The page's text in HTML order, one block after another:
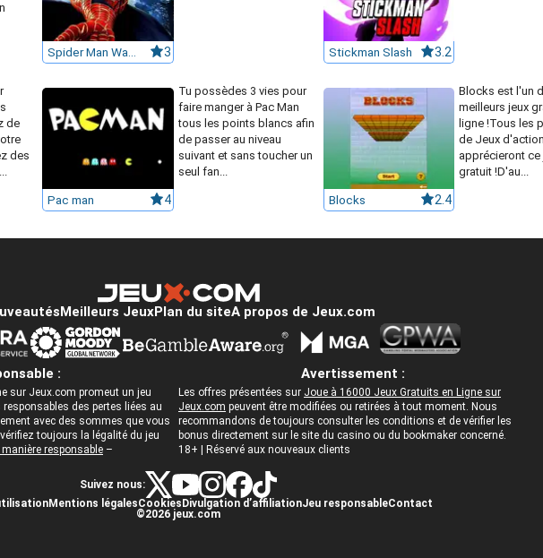
3 Stickman Slash 3.2
de
des
Pac man 4
Tu possèdes 3 vies pour
faire manger à Pac Man
tous les points blancs afin
de passer au niveau
suivant et sans toucher un
seul fan...
Blocks 2.4
Blocks est l'un
meilleurs jeux
ligne !Tous les
de Jeux d'action
apprécieront ce
gratuit !D'au...
Meilleurs JeuxPlan du siteA propos de Jeux.com
:
sur Jeux.com promeut un jeu
des pertes liées au
avec des sommes que vous
toujours la légalité du jeu
responsable –
Avertissement :
Les offres présentées sur Joue à 16000 Jeux Gratuits en Ligne sur
Jeux.com peuvent être modifiées ou retirées à tout moment. Nous
recommandons de toujours consulter les conditions et de vérifier les
bonus directement sur le site du casino ou du bookmaker concerné.
18+ | Réservé aux nouveaux clients
Suivez nous:
Mentions légalesCookies Divulgation d’affiliationJeu responsableContact
©2026 jeux.com